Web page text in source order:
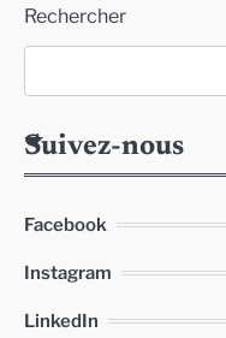
publications
Rechercher
Suivez-nous
Facebook
Instagram
LinkedIn